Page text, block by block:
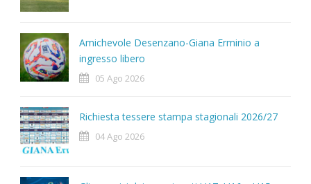
Amichevole Desenzano-Giana Erminio a
ingresso libero
05 Ago 2026
Richiesta tessere stampa stagionali 2026/27
04 Ago 2026